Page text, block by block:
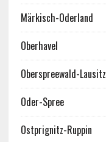
Märkisch-Oderland
Oberhavel
Oberspreewald-Lausitz
Oder-Spree
Ostprignitz-Ruppin